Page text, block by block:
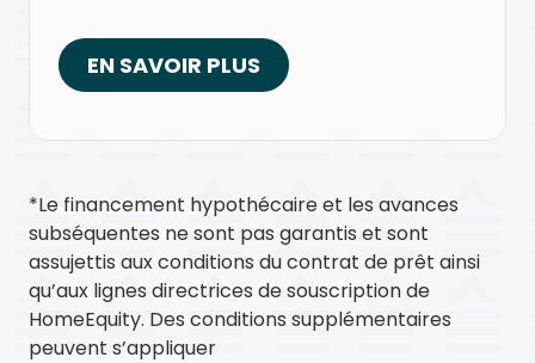
EN SAVOIR PLUS
*Le financement hypothécaire et les avances
subséquentes ne sont pas garantis et sont
assujettis aux conditions du contrat de prêt ainsi
qu’aux lignes directrices de souscription de
HomeEquity. Des conditions supplémentaires
peuvent s’appliquer